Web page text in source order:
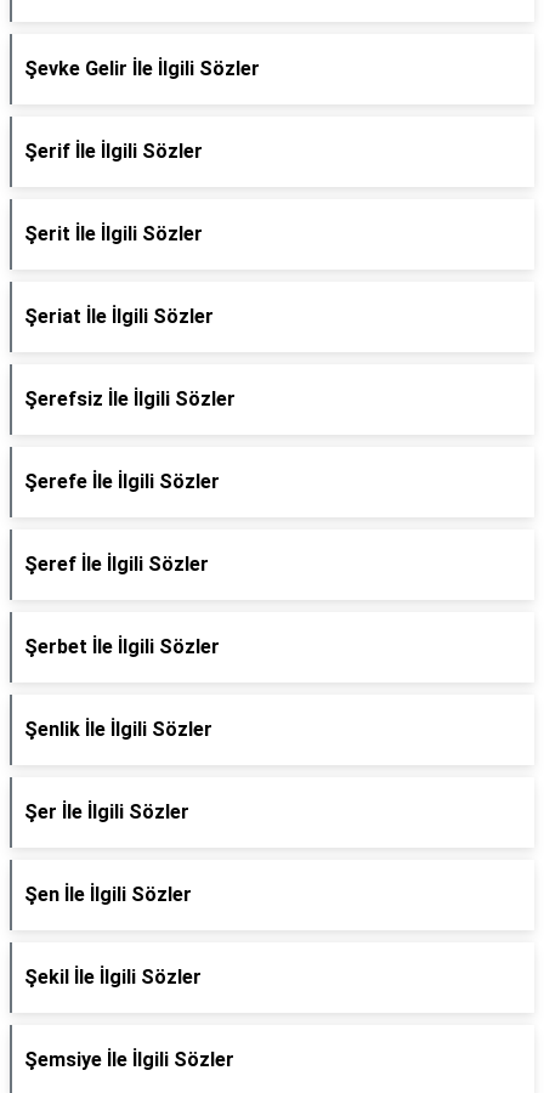
Şevke Gelir İle İlgili Sözler
Şerif İle İlgili Sözler
Şerit İle İlgili Sözler
Şeriat İle İlgili Sözler
Şerefsiz İle İlgili Sözler
Şerefe İle İlgili Sözler
Şeref İle İlgili Sözler
Şerbet İle İlgili Sözler
Şenlik İle İlgili Sözler
Şer İle İlgili Sözler
Şen İle İlgili Sözler
Şekil İle İlgili Sözler
Şemsiye İle İlgili Sözler